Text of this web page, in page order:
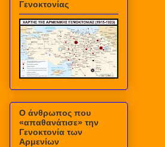
Γενοκτονίας
Ο άνθρωπος που
«απαθανάτισε» την
Γενοκτονία των
Αρμενίων